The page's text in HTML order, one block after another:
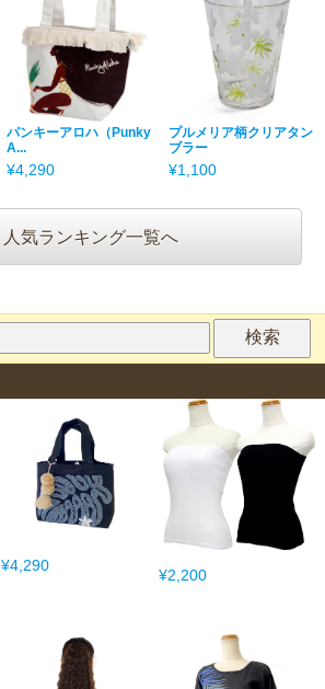
パンキーアロハ（Punky
A...
¥4,290
プルメリア柄クリアタン
ブラー
¥1,100
人気ランキング一覧へ
¥4,290
¥2,200